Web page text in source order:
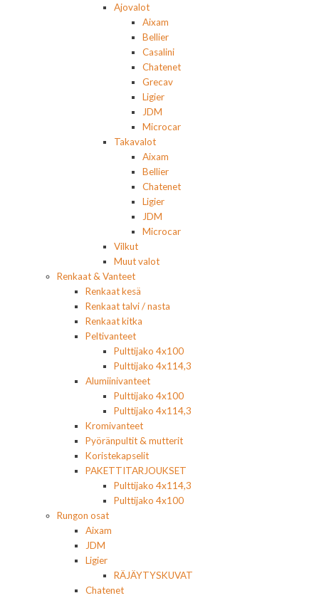
Ajovalot
Aixam
Bellier
Casalini
Chatenet
Grecav
Ligier
JDM
Microcar
Takavalot
Aixam
Bellier
Chatenet
Ligier
JDM
Microcar
Vilkut
Muut valot
Renkaat & Vanteet
Renkaat kesä
Renkaat talvi / nasta
Renkaat kitka
Peltivanteet
Pulttijako 4x100
Pulttijako 4x114,3
Alumiinivanteet
Pulttijako 4x100
Pulttijako 4x114,3
Kromivanteet
Pyöränpultit & mutterit
Koristekapselit
PAKETTITARJOUKSET
Pulttijako 4x114,3
Pulttijako 4x100
Rungon osat
Aixam
JDM
Ligier
RÄJÄYTYSKUVAT
Chatenet